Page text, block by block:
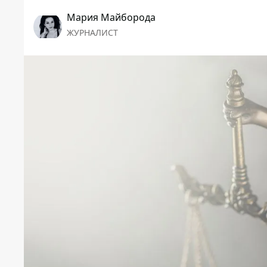
Мария Майборода
ЖУРНАЛИСТ